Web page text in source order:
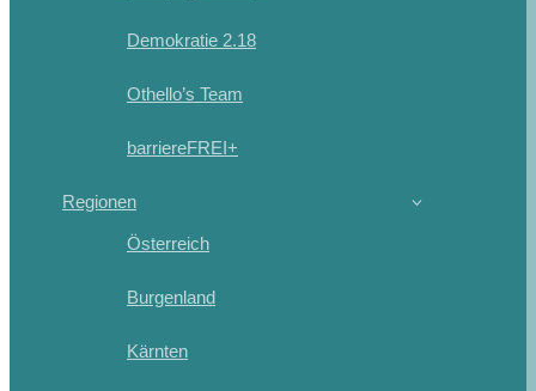
Demokratie 2.18
Othello’s Team
barriereFREI+
Regionen
Österreich
Burgenland
Kärnten